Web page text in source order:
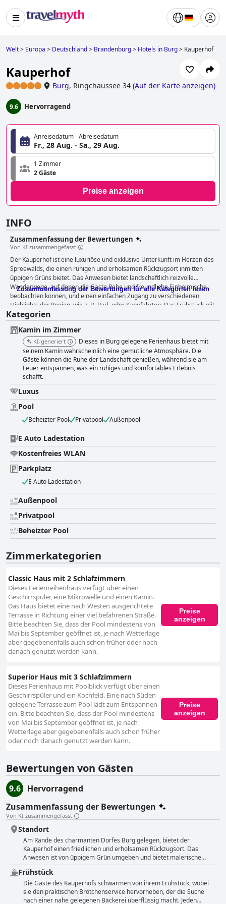
Welt> Europa > Deutschland> Brandenburg> Hotels in Burg> Kauperhof
Kauperhof
Burg, Ringchaussee 34 (Auf der Karte anzeigen)
9.6 Hervorragend
Anreisedatum - Abreisedatum
Fr., 28 Aug. - Sa., 29 Aug.
1 Zimmer
2 Gäste
Preise anzeigen
INFO
Zusammenfassung der Bewertungen
Von KI zusammengefasst
Der Kauperhof ist eine luxuriöse und exklusive Unterkunft im Herzen des
Spreewalds, die einen ruhigen und erholsamen Rückzugsort inmitten
üppigen Grüns bietet. Das Anwesen bietet landschaftlich reizvolle
Wanderwege, auf denen die Gäste Rehe und freundliche Einheimische
beobachten können, und einen einfachen Zugang zu verschiedenen
Highlights der Region, wie z. B. Rad- oder Kanufahrten. Das Frühstück mit
seiner großen Auswahl an leckeren Brötchen, die jeden Morgen geliefert
werden, wird sehr gelobt. Die geräumigen und modernen Apartments
sind geschmackvoll eingerichtet und verfügen über hochwertige und
saubere Annehmlichkeiten wie individuelle Fernseher, bequeme Betten
und moderne Bäder. Das aufmerksame, hilfsbereite und
zuvorkommende Personal sorgt für eine persönliche Betreuung und
einen problemlosen Check-in. Der Pool und die Sauna sind gut gepflegt
und bieten ein entspannendes Erlebnis. Die Kamine in den Zimmern
schaffen eine gemütliche und warme Atmosphäre und unterstreichen die
luxuriöse Atmosphäre des Hauses. Insgesamt ist der Kauperhof ein
ideales Reiseziel für alle, die einen stressfreien und gehobenen Urlaub
Zusammenfassung der Bewertungen für alle Kategorien lesen
Kategorien
Kamin im Zimmer
KI-generiert
Dieses in Burg gelegene Ferienhaus bietet mit
seinem Kamin wahrscheinlich eine gemütliche Atmosphäre. Die
Gäste können die Ruhe der Landschaft genießen, während sie am
Feuer entspannen, was ein ruhiges und komfortables Erlebnis
schafft.
Luxus
Pool
Beheizter Pool Privatpool Außenpool
E Auto Ladestation
Kostenfreies WLAN
Parkplatz
E Auto Ladestation
Außenpool
Privatpool
Beheizter Pool
Zimmerkategorien
Classic Haus mit 2 Schlafzimmern
Dieses Ferienreihenhaus verfügt über einen
Geschirrspüler, eine Mikrowelle und einen Kamin.
Das Haus bietet eine nach Westen ausgerichtete
Terrasse in Richtung einer viel befahrenen Straße.
Bitte beachten Sie, dass der Pool mindestens von
Mai bis September geöffnet ist, je nach Wetterlage
aber gegebenenfalls auch schon früher oder noch
danach genutzt werden kann.
Preise
anzeigen
Superior Haus mit 3 Schlafzimmern
Dieses Ferienhaus mit Poolblick verfügt über einen
Geschirrspüler und ein Kochfeld. Eine nach Süden
gelegene Terrasse zum Pool lädt zum Entspannen
ein. Bitte beachten Sie, dass der Pool mindestens
von Mai bis September geöffnet ist, je nach
Wetterlage aber gegebenenfalls auch schon früher
oder noch danach genutzt werden kann.
Preise
anzeigen
Bewertungen von Gästen
9.6
Hervorragend
Zusammenfassung der Bewertungen
Von KI zusammengefasst
Standort
Am Rande des charmanten Dorfes Burg gelegen, bietet der
Kauperhof einen friedlichen und erholsamen Rückzugsort. Das
Anwesen ist von üppigem Grün umgeben und bietet malerische
Wanderwege, auf denen die Gäste Rehe und freundliche
Einheimische beobachten können. Ein Besuch des nahegelegenen
Bauernladens ist eine wunderbare Art, den Tag ausklingen zu
lassen. Durch die Lage im Herzen des Spreewalds lassen sich
verschiedene Highlights der Region wie Rad- oder Kanutouren leicht
Frühstück
Die Gäste des Kauperhofs schwärmen von ihrem Frühstück, wobei
sie den praktischen Brötchenservice hervorheben, der die Suche
nach einer nahe gelegenen Bäckerei überflüssig macht. Jeden